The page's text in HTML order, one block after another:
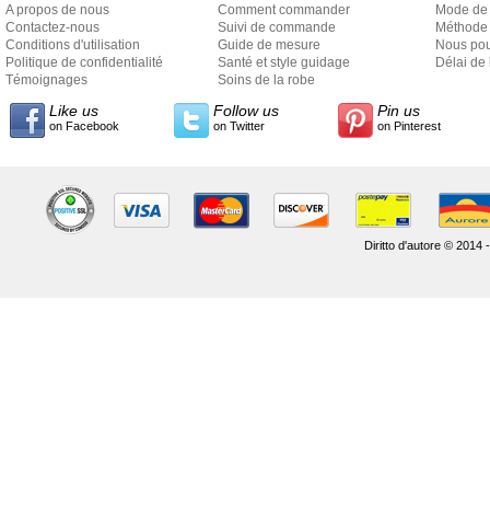
A propos de nous
Contactez-nous
Conditions d'utilisation
Politique de confidentialité
Témoignages
Comment commander
Suivi de commande
Guide de mesure
Santé et style guidage
Soins de la robe
Mode
Nous
Délai de
Like us
on Facebook
Follow us
on Twitter
Pin us
on Pinterest
Diritto d'autore © 2014